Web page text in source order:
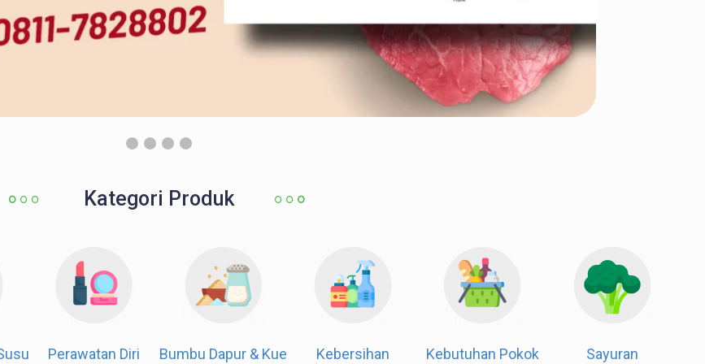
Kategori Produk
Kebutuhan Pokok
Kebersihan
Bumbu Dapur & Kue
Perawatan Diri
Susu & Olahan Susu